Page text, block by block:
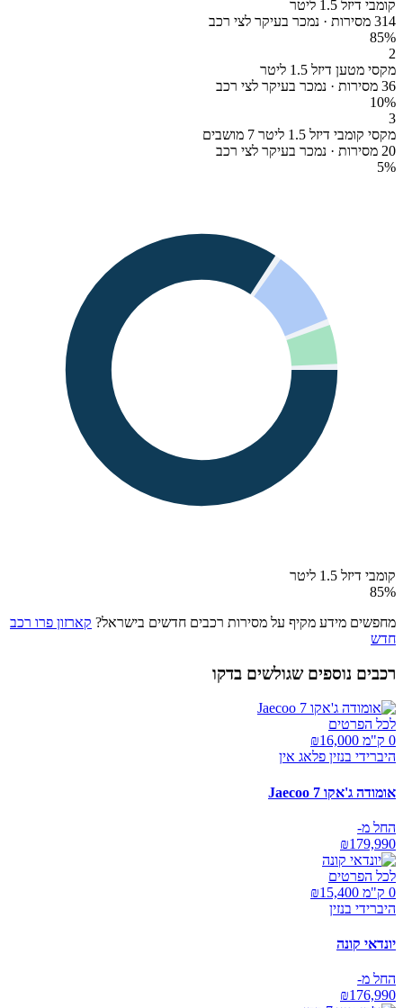
קומבי דיזל 1.5 ליטר
314 מסירות · נמכר בעיקר לצי רכב
85%
2
מקסי מטען דיזל 1.5 ליטר
36 מסירות · נמכר בעיקר לצי רכב
10%
3
מקסי קומבי דיזל 1.5 ליטר 7 מושבים
20 מסירות · נמכר בעיקר לצי רכב
5%
קומבי דיזל 1.5 ליטר
85%
מחפשים מידע מקיף על מסירות רכבים חדשים בישראל? קארזון פרו רכב
חדש
רכבים נוספים שגולשים בדקו
לכל הפרטים
0 ק"מ ₪
16,000
היברידי בנזין פלאג אין
אומודה ג'אקו Jaecoo 7
החל מ-
₪179,990
לכל הפרטים
0 ק"מ ₪
15,400
היברידי בנזין
יונדאי קונה
החל מ-
₪176,990